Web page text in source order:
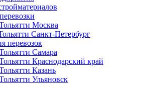
Москва
Санкт-Петербург
перевозок
Самара
Краснодарский край
Казань
Ульяновск